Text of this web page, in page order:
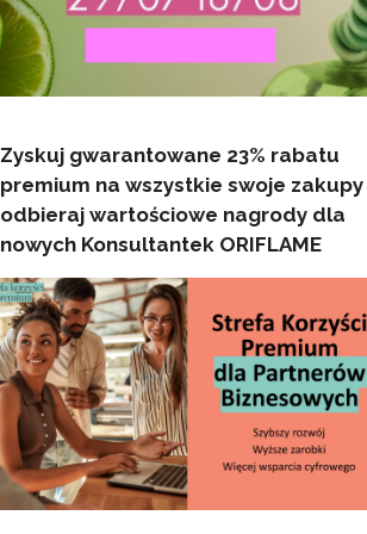
Zyskuj gwarantowane 23% rabatu
premium na wszystkie swoje zakupy
odbieraj wartościowe nagrody dla
nowych Konsultantek ORIFLAME